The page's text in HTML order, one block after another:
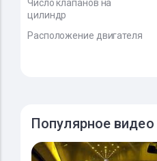
Число клапанов на
цилиндр
Расположение двигателя
Популярное видео